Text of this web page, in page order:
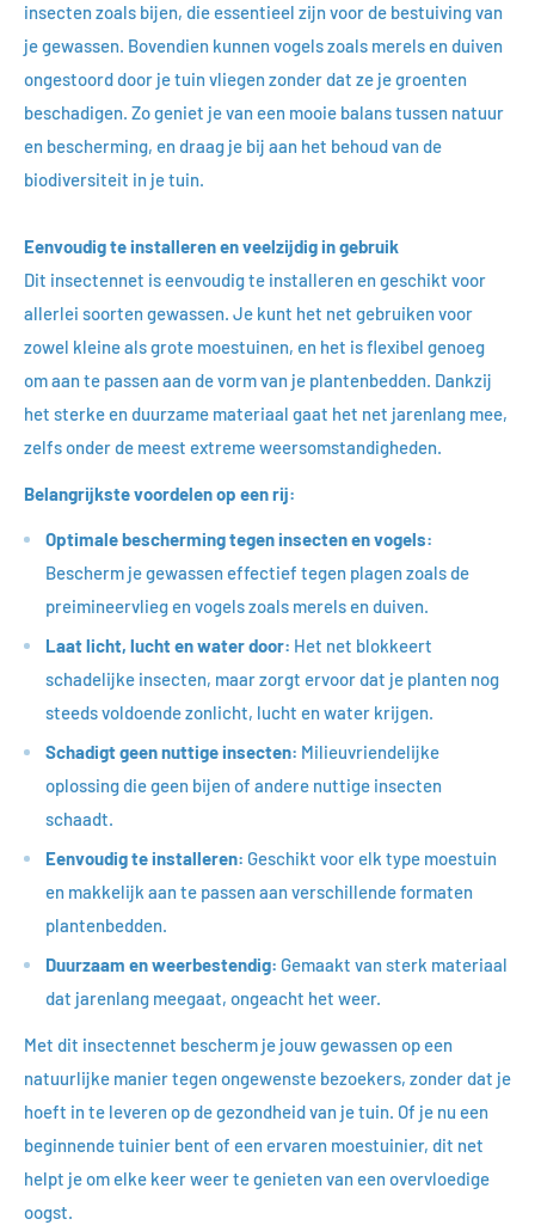
insecten zoals bijen, die essentieel zijn voor de bestuiving van
je gewassen. Bovendien kunnen vogels zoals merels en duiven
ongestoord door je tuin vliegen zonder dat ze je groenten
beschadigen. Zo geniet je van een mooie balans tussen natuur
en bescherming, en draag je bij aan het behoud van de
biodiversiteit in je tuin.
Eenvoudig te installeren en veelzijdig in gebruik
Dit insectennet is eenvoudig te installeren en geschikt voor
allerlei soorten gewassen. Je kunt het net gebruiken voor
zowel kleine als grote moestuinen, en het is flexibel genoeg
om aan te passen aan de vorm van je plantenbedden. Dankzij
het sterke en duurzame materiaal gaat het net jarenlang mee,
zelfs onder de meest extreme weersomstandigheden.
Belangrijkste voordelen op een rij:
Optimale bescherming tegen insecten en vogels:
Bescherm je gewassen effectief tegen plagen zoals de
preimineervlieg en vogels zoals merels en duiven.
Laat licht, lucht en water door: Het net blokkeert
schadelijke insecten, maar zorgt ervoor dat je planten nog
steeds voldoende zonlicht, lucht en water krijgen.
Schadigt geen nuttige insecten: Milieuvriendelijke
oplossing die geen bijen of andere nuttige insecten
schaadt.
Eenvoudig te installeren: Geschikt voor elk type moestuin
en makkelijk aan te passen aan verschillende formaten
plantenbedden.
Duurzaam en weerbestendig: Gemaakt van sterk materiaal
dat jarenlang meegaat, ongeacht het weer.
Met dit insectennet bescherm je jouw gewassen op een
natuurlijke manier tegen ongewenste bezoekers, zonder dat je
hoeft in te leveren op de gezondheid van je tuin. Of je nu een
beginnende tuinier bent of een ervaren moestuinier, dit net
helpt je om elke keer weer te genieten van een overvloedige
oogst.